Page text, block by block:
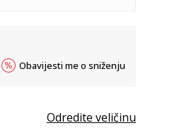
Obavijesti me o sniženju
Odredite veličinu